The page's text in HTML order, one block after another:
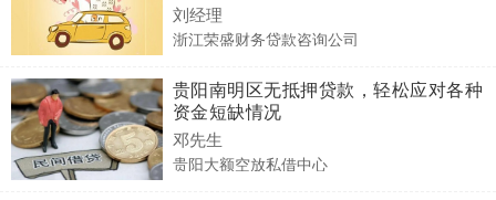
刘经理
浙江荣盛财务贷款咨询公司
贵阳南明区无抵押贷款，轻松应对各种
资金短缺情况
邓先生
贵阳大额空放私借中心